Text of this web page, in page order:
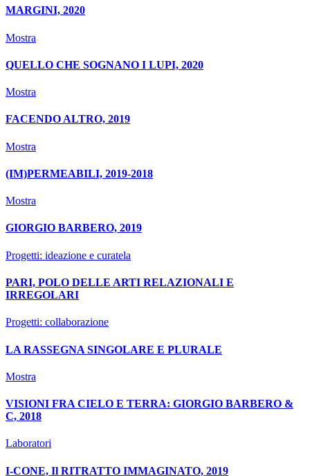
MARGINI, 2020
Mostra
QUELLO CHE SOGNANO I LUPI, 2020
Mostra
FACENDO ALTRO, 2019
Mostra
(IM)PERMEABILI, 2019-2018
Mostra
GIORGIO BARBERO, 2019
Progetti: ideazione e curatela
PARI, POLO DELLE ARTI RELAZIONALI E
IRREGOLARI
Progetti: collaborazione
LA RASSEGNA SINGOLARE E PLURALE
Mostra
VISIONI FRA CIELO E TERRA: GIORGIO BARBERO &
C, 2018
Laboratori
I-CONE, Il RITRATTO IMMAGINATO, 2019